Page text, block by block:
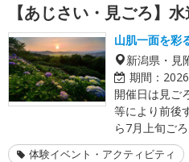
【あじさい・見ごろ】
山肌一面を彩
新潟県・見
期間：
開催日は見ご
等により前後
ら7月上旬ごろ
体験イベント・アクティビティ